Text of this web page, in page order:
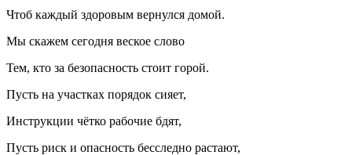
Чтоб каждый здоровым вернулся домой.
Мы скажем сегодня веское слово
Тем, кто за безопасность стоит горой.
Пусть на участках порядок сияет,
Инструкции чётко рабочие бдят,
Пусть риск и опасность бесследно растают,